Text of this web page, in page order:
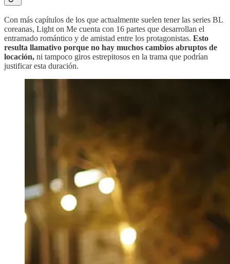
Con más capítulos de los que actualmente suelen tener las series BL
coreanas, Light on Me cuenta con 16 partes que desarrollan el
entramado romántico y de amistad entre los protagonistas. Esto
resulta llamativo porque no hay muchos cambios abruptos de
locación, ni tampoco giros estrepitosos en la trama que podrían
justificar esta duración.